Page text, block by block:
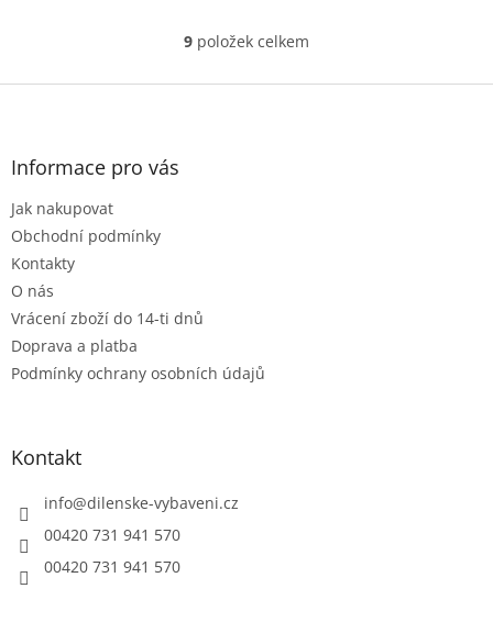
O
l
p
i
9 položek celkem
Z
Informace pro vás
Jak nakupovat
Obchodní podmínky
Kontakty
O nás
Vrácení zboží do 14-ti dnů
Doprava a platba
Podmínky ochrany osobních údajů
Kontakt
info@dilenske-vybaveni.cz
00420 731 941 570
00420 731 941 570